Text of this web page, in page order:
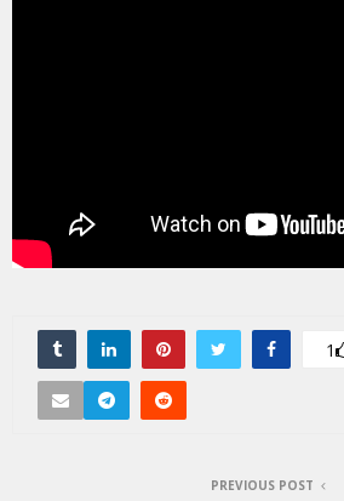
1
PREVIOUS POST